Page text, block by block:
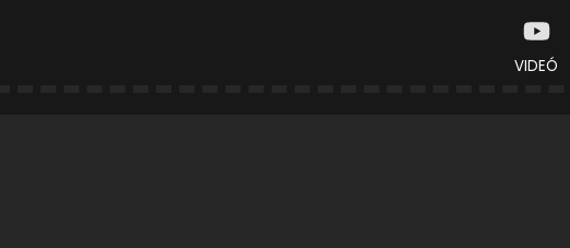
VIDEÓ